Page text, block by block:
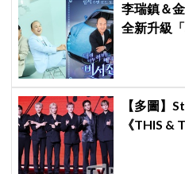
李瑞鎮＆
全新升級
【多圖】
《THIS &